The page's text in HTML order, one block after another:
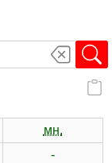
мн.
-